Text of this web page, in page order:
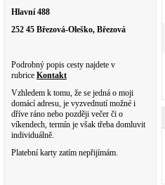
Hlavní 488
252 45 Březová-Oleško, Březová
Podrobný popis cesty najdete v
rubrice Kontakt
Vzhledem k tomu, že se jedná o moji
domácí adresu, je vyzvednutí možné i
dříve ráno nebo později večer či o
víkendech, termín je však třeba domluvit
individuálně.
Platební karty zatím nepřijímám.